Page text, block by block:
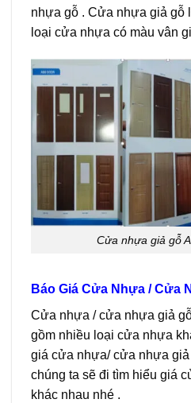
nhựa gỗ . Cửa nhựa giả gỗ
loại cửa nhựa có màu vân
Cửa nhựa giả gỗ
Báo Giá Cửa Nhựa / Cửa
Cửa nhựa / cửa nhựa giả
gồm nhiều loại cửa nhựa
giá cửa nhựa/ cửa nhựa
chúng ta sẽ đi tìm hiểu giá
khác nhau nhé .